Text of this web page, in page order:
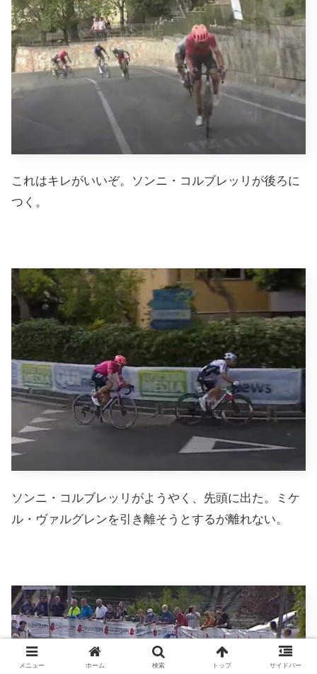
これはキレがいいぞ。ソンニ・コルブレッリが後ろに
つく。
ソンニ・コルブレッリがようやく、先頭に出た。ミケ
ル・ヴァルグレンを引き離そうとするが離れない。
メニュー ホーム 検索 トップ サイドバー